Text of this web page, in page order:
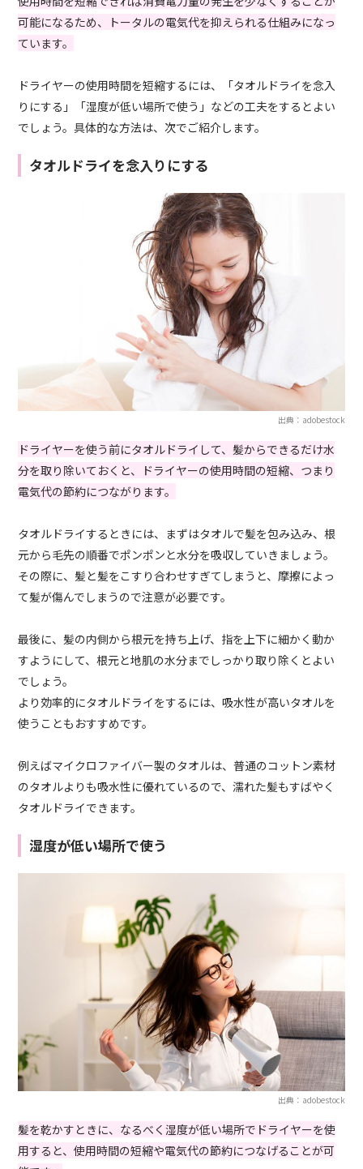
可能になるため、トータルの電気代を抑えられる仕組みになっ
ています。
ドライヤーの使用時間を短縮するには、「タオルドライを念入
りにする」「湿度が低い場所で使う」などの工夫をするとよい
でしょう。具体的な方法は、次でご紹介します。
タオルドライを念入りにする
出典：adobestock
ドライヤーを使う前にタオルドライして、髪からできるだけ水
分を取り除いておくと、ドライヤーの使用時間の短縮、つまり
電気代の節約につながります。
タオルドライするときには、まずはタオルで髪を包み込み、根
元から毛先の順番でポンポンと水分を吸収していきましょう。
その際に、髪と髪をこすり合わせすぎてしまうと、摩擦によっ
て髪が傷んでしまうので注意が必要です。
最後に、髪の内側から根元を持ち上げ、指を上下に細かく動か
すようにして、根元と地肌の水分までしっかり取り除くとよい
でしょう。
より効率的にタオルドライをするには、吸水性が高いタオルを
使うこともおすすめです。
例えばマイクロファイバー製のタオルは、普通のコットン素材
のタオルよりも吸水性に優れているので、濡れた髪もすばやく
タオルドライできます。
湿度が低い場所で使う
出典：adobestock
髪を乾かすときに、なるべく湿度が低い場所でドライヤーを使
用すると、使用時間の短縮や電気代の節約につなげることが可